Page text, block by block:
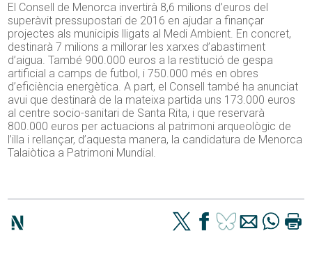
El Consell de Menorca invertirà 8,6 milions d’euros del
superàvit pressupostari de 2016 en ajudar a finançar
projectes als municipis lligats al Medi Ambient. En concret,
destinarà 7 milions a millorar les xarxes d’abastiment
d’aigua. També 900.000 euros a la restitució de gespa
artificial a camps de futbol, i 750.000 més en obres
d’eficiència energètica. A part, el Consell també ha anunciat
avui que destinarà de la mateixa partida uns 173.000 euros
al centre socio-sanitari de Santa Rita, i que reservarà
800.000 euros per actuacions al patrimoni arqueològic de
l’illa i rellançar, d’aquesta manera, la candidatura de Menorca
Talaiòtica a Patrimoni Mundial.